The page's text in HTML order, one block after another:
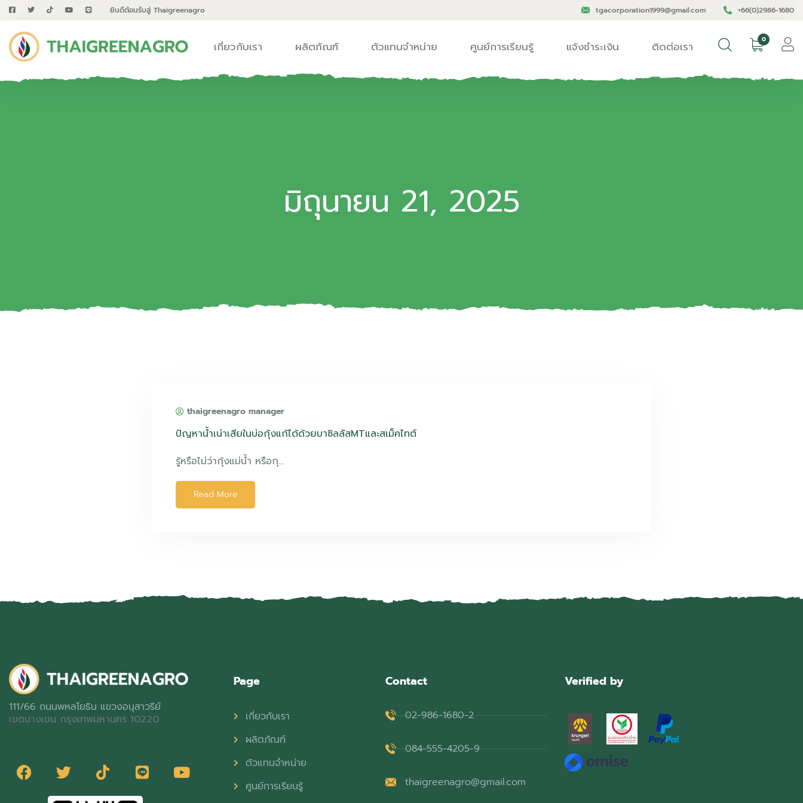
ยินดีต้อนรับสู่ Thaigreenagro tgacorporation1999@gmail.com +66(0)2986-1680
เกี่ยวกับเรา ผลิตภัณฑ์ ตัวแทนจำหน่าย ศูนย์การเรียนรู้ แจ้งชำระเงิน ติดต่อเรา 0
มิถุนายน 21, 2025
thaigreenagro manager
ปัญหาน้ำเน่าเสียในบ่อกุ้งแก้ได้ด้วยบาซิลลัสMTและสเม็คไทต์
รู้หรือไม่ว่ากุ้งแม่น้ำ หรือกุ…
Read More
111/66 ถนนพหลโยธิน แขวงอนุสาวรีย์
เขตบางเขน กรุงเทพมหานคร 10220
Page
เกี่ยวกับเรา
ผลิตภัณฑ์
ตัวแทนจำหน่าย
ศูนย์การเรียนรู้
Contact
02-986-1680-2
084-555-4205-9
thaigreenagro@gmail.com
Verified by